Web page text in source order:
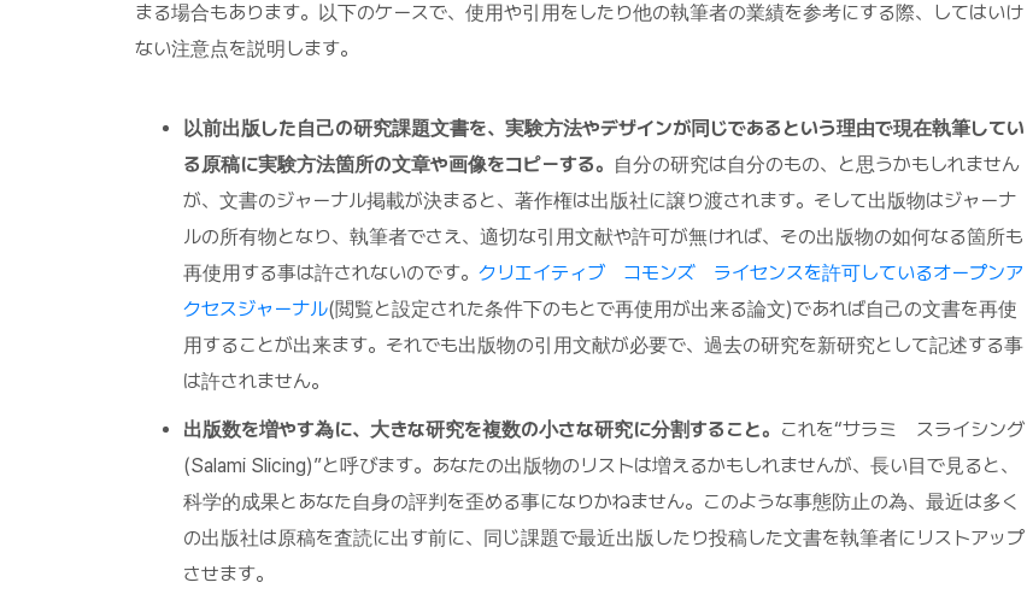
まる場合もあります。以下のケースで、使用や引用をしたり他の執筆者の業績を参考にする際、してはいけ
ない注意点を説明します。
以前出版した自己の研究課題文書を、実験方法やデザインが同じであるという理由で現在執筆してい
る原稿に実験方法箇所の文章や画像をコピーする。 自分の研究は自分のもの、と思うかもしれません
が、文書のジャーナル掲載が決まると、著作権は出版社に譲り渡されます。そして出版物はジャーナ
ルの所有物となり、執筆者でさえ、適切な引用文献や許可が無ければ、その出版物の如何なる箇所も
再使用する事は許されないのです。 クリエイティブ コモンズ ライセンスを許可しているオープンア
クセスジャーナル(閲覧と設定された条件下のもとで再使用が出来る論文)であれば自己の文書を再使
用することが出来ます。それでも出版物の引用文献が必要で、過去の研究を新研究として記述する事
は許されません。
出版数を増やす為に、大きな研究を複数の小さな研究に分割すること。 これを“サラミ スライシング
(Salami Slicing)”と呼びます。あなたの出版物のリストは増えるかもしれませんが、長い目で見ると、
科学的成果とあなた自身の評判を歪める事になりかねません。このような事態防止の為、最近は多く
の出版社は原稿を査読に出す前に、同じ課題で最近出版したり投稿した文書を執筆者にリストアップ
させます。